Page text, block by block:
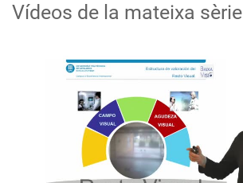
Vídeos de la mateixa sèrie